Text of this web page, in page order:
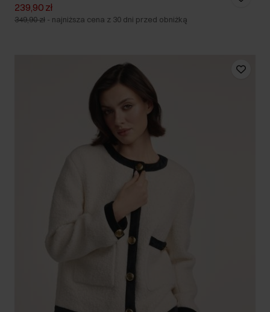
239,90 zł
349,90 zł - najniższa cena z 30 dni przed obniżką